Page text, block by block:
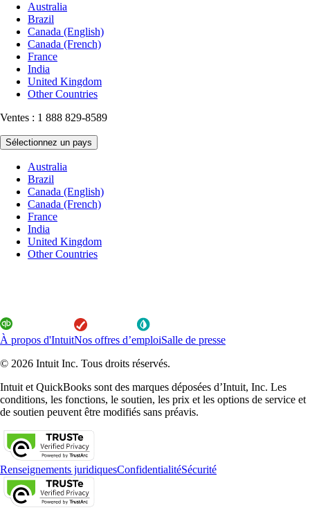
Australia
Brazil
Canada (English)
Canada (French)
France
India
United Kingdom
Other Countries
Ventes : 1 888 829-8589
Sélectionnez un pays
Australia
Brazil
Canada (English)
Canada (French)
France
India
United Kingdom
Other Countries
À propos d'IntuitNos offres d’emploiSalle de presse
© 2026 Intuit Inc. Tous droits réservés.
Intuit et QuickBooks sont des marques déposées d’Intuit, Inc. Les
conditions, les fonctions, le soutien, les prix et les options de service et
de soutien peuvent être modifiés sans préavis.
Renseignements juridiquesConfidentialitéSécurité